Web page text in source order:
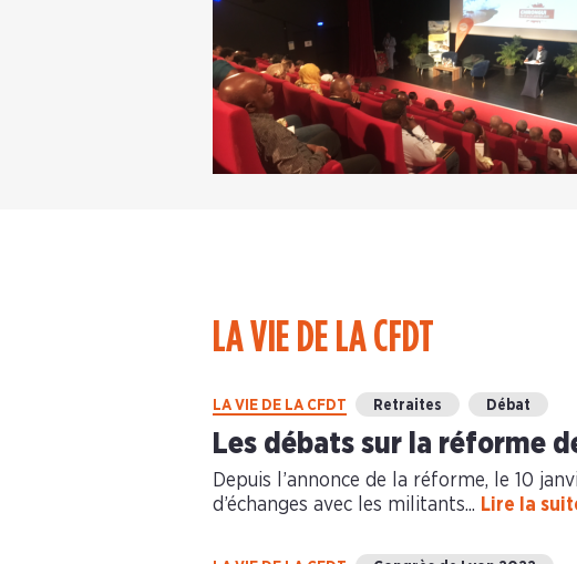
LA VIE DE LA CFDT
LA VIE DE LA CFDT Retraites Débat
Les débats sur la réforme
Depuis l’annonce de la réforme, le 10
d’échanges avec les militants... Lire la